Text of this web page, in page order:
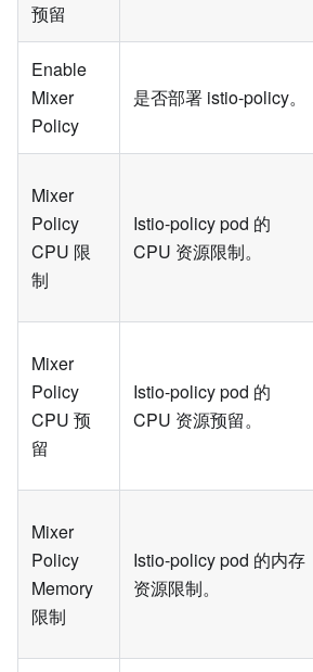
预留
Enable
Mixer
Policy
是否部署 istio-policy。
Mixer
Policy
CPU 限
制
Istio-policy pod 的
CPU 资源限制。
Mixer
Policy
CPU 预
留
Istio-policy pod 的
CPU 资源预留。
Mixer
Policy
Memory
限制
Istio-policy pod 的内存
资源限制。